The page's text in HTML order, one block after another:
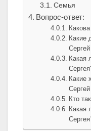
Семья
Вопрос-ответ:
Какие
Какая
Какие
Кто
Какая